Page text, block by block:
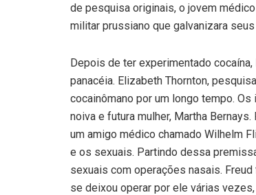
de pesquisa originais, o jovem
militar prussiano que galvanizara
Depois de ter experimentado
panacéia. Elizabeth Thornton,
cocainômano por um longo tempo.
noiva e futura mulher, Martha
um amigo médico chamado Wilhelm
e os sexuais. Partindo dessa
sexuais com operações nasais.
se deixou operar por ele várias